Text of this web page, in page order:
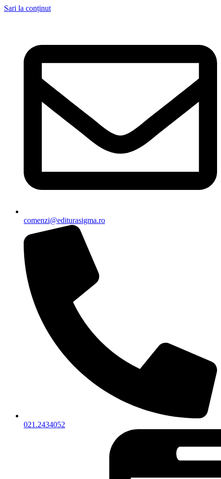
Sari la conținut
comenzi@editurasigma.ro
021.2434052